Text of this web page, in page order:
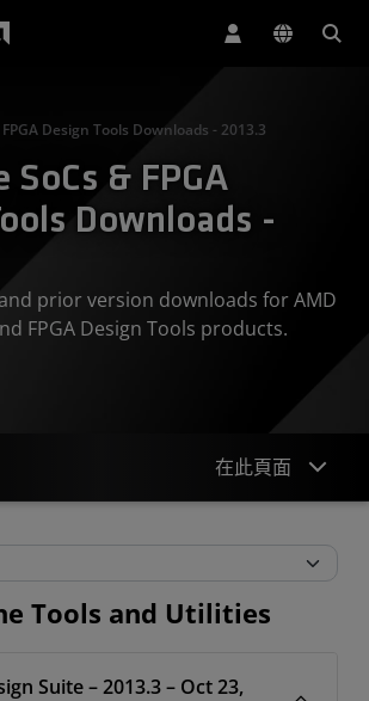
Design Tools Downloads - 2013.3
& FPGA
Downloads -
prior version downloads for AMD
FPGA Design Tools products.
在此頁面
Stand-Alone Tools and Utilities
Tools and Utilities
Suite – 2013.3 – Oct 23,